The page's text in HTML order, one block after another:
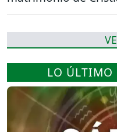
LO ÚLTIMO